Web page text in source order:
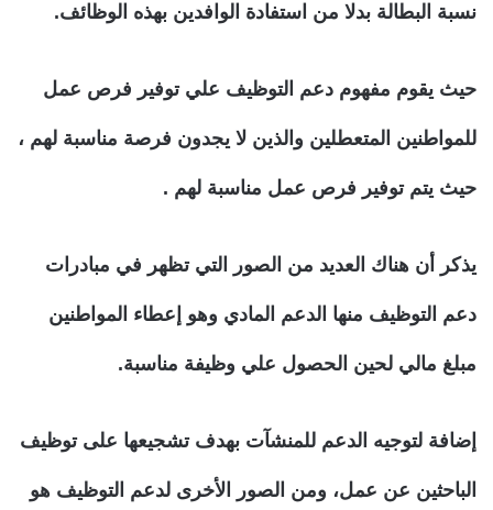
نسبة البطالة بدلا من استفادة الوافدين بهذه الوظائف.
حيث يقوم مفهوم دعم التوظيف علي توفير فرص عمل
للمواطنين المتعطلين والذين لا يجدون فرصة مناسبة لهم ،
حيث يتم توفير فرص عمل مناسبة لهم .
يذكر أن هناك العديد من الصور التي تظهر في مبادرات
دعم التوظيف منها الدعم المادي وهو إعطاء المواطنين
مبلغ مالي لحين الحصول علي وظيفة مناسبة.
إضافة لتوجيه الدعم للمنشآت بهدف تشجيعها على توظيف
الباحثين عن عمل، ومن الصور الأخرى لدعم التوظيف هو